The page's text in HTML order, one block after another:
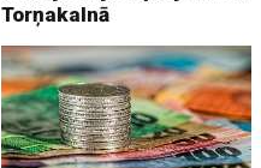
Torņakalnā